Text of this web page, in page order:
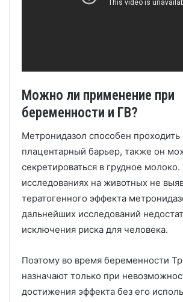
Можно ли применение при
беременности и ГВ?
Метронидазол способен проходить
плацентарный барьер, также он
секретироваться в грудное молоко.
исследованиях на животных не
тератогенного эффекта
дальнейших исследований
исключения риска для человека.
Поэтому во время беременности
назначают только при
достижения эффекта без его